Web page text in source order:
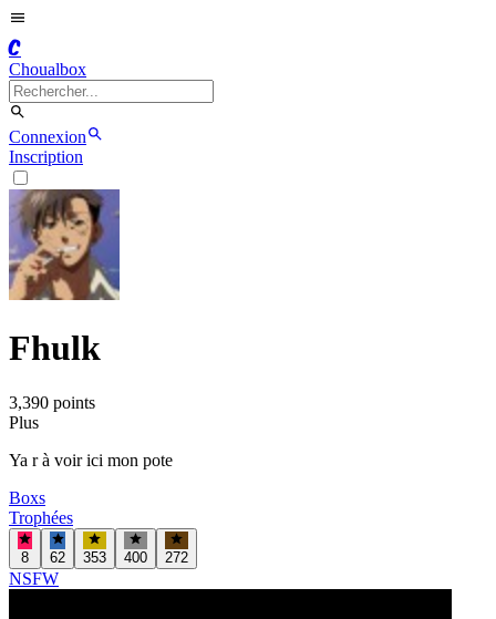
C
Choualbox
Connexion
Inscription
Fhulk
3,390 points
Plus
Ya r à voir ici mon pote
Boxs
Trophées
8 62 353 400 272
NSFW